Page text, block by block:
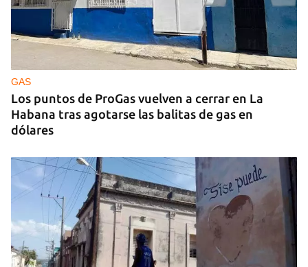
GAS
Los puntos de ProGas vuelven a cerrar en La
Habana tras agotarse las balitas de gas en
dólares